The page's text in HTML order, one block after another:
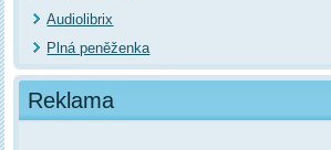
Audiolibrix
Plná peněženka
Reklama